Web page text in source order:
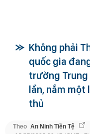
Không phải
quốc gia
trường Trung
lần, nắm một
thủ
Theo An Ninh Tiền Tệ